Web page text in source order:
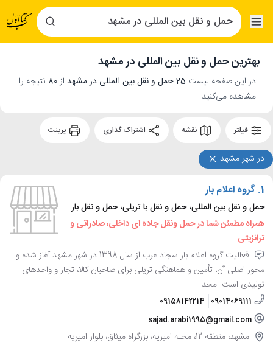
بهترین حمل و نقل بین المللی در مشهد
در این صفحه لیست 25 حمل و نقل بین المللی در مشهد از80 نتیجه را
مشاهده می‌کنید.
فیلتر نقشه
در شهر مشهد
1. گروه اعلام بار
حمل و نقل بین المللی، حمل و نقل با تریلی، حمل و نقل بار
همراه مطمئن شما در حمل ونقل جاده ای داخلی، صادراتی و
ترانزیتی
فعالیت گروه اعلام بار سجاد عرب از سال 1398 در شهر مشهد آغاز شده و
محور اصلی آن، تأمین و هماهنگی تریلی برای صاحبان کالا، تجار و واحدهای
تولیدی است. محد...
09014069111
09158142214
sajad.arabi1995@gmail.com
مشهد، منطقه 12، محله امیریه، بزرگراه میثاق، بلوار امیریه